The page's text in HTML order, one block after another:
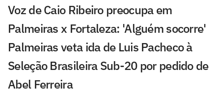
Voz de Caio Ribeiro preocupa em
Palmeiras x Fortaleza: 'Alguém socorre'
Palmeiras veta ida de Luis Pacheco à
Seleção Brasileira Sub-20 por pedido de
Abel Ferreira